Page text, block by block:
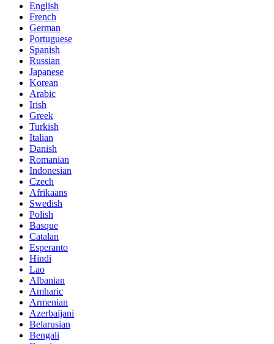
English
French
German
Portuguese
Spanish
Russian
Japanese
Korean
Arabic
Irish
Greek
Turkish
Italian
Danish
Romanian
Indonesian
Czech
Afrikaans
Swedish
Polish
Basque
Catalan
Esperanto
Hindi
Lao
Albanian
Amharic
Armenian
Azerbaijani
Belarusian
Bengali